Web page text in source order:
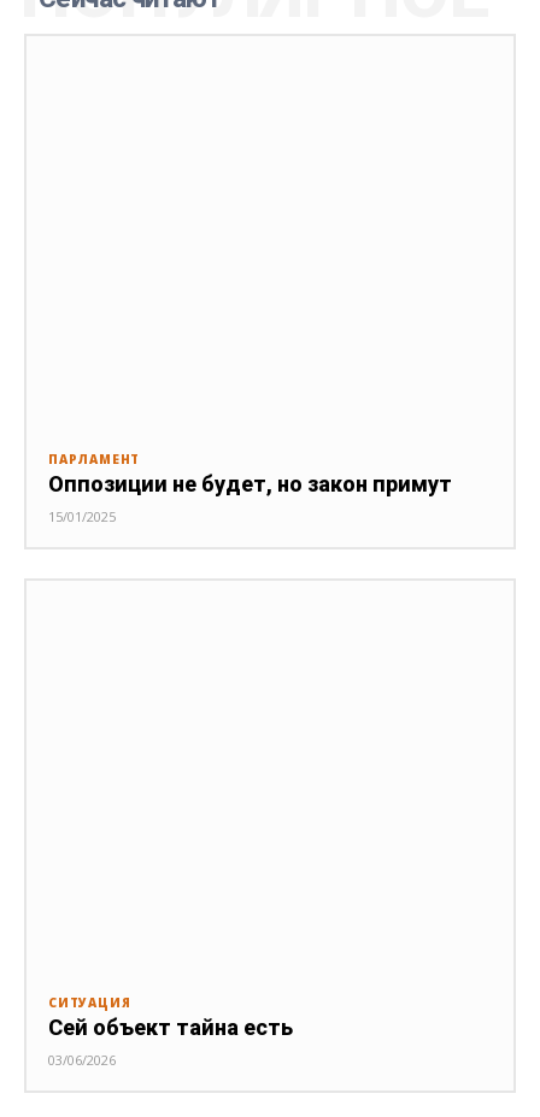
ПАРЛАМЕНТ
Оппозиции не будет, но закон примут
15/01/2025
СИТУАЦИЯ
Сей объект тайна есть
03/06/2026